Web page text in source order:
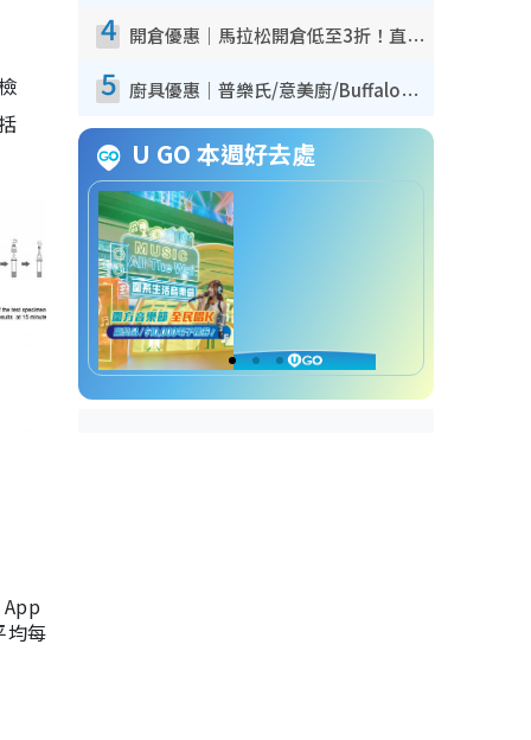
均每
4 開倉優惠｜馬拉松開倉低至3折！直擊$99起買adidas／New Balance／Puma鞋款 STANLEY保溫杯劈價至$119起
5 廚具優惠｜普樂氏/意美廚/Buffalo廚具低至3折！$89起買煎鍋／炒鑊／個人鍋 同場小家電激減至$99起
U GO 本週好去處